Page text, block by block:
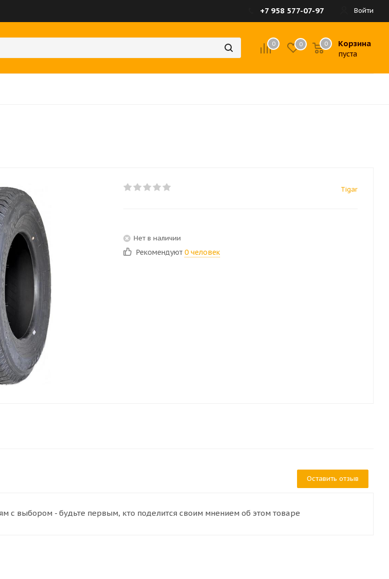
Войти
+7 958 577-07-97
0 0 Корзина
пуста
0
Tigar
Нет в наличии
Рекомендуют 0 человек
Оставить отзыв
с выбором - будьте первым, кто поделится своим мнением об этом товаре